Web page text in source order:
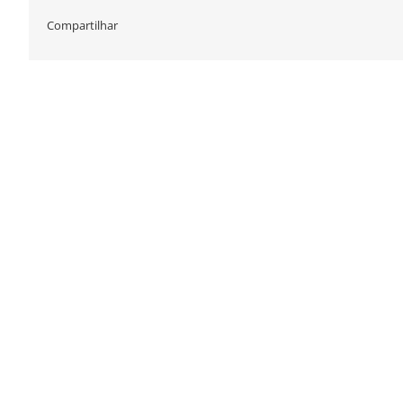
Compartilhar